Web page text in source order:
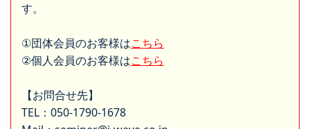
す。
①団体会員のお客様はこちら
②個人会員のお客様はこちら
【お問合せ先】
TEL：050-1790-1678